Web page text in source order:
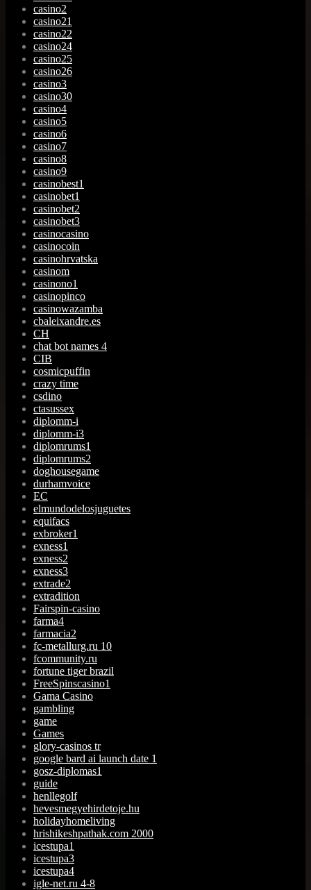
casino2
casino21
casino22
casino24
casino25
casino26
casino3
casino30
casino4
casino5
casino6
casino7
casino8
casino9
casinobest1
casinobet1
casinobet2
casinobet3
casinocasino
casinocoin
casinohrvatska
casinom
casinono1
casinopinco
casinowazamba
cbaleixandre.es
CH
chat bot names 4
CIB
cosmicpuffin
crazy time
csdino
ctasussex
diplomm-i
diplomm-i3
diplomrums1
diplomrums2
doghousegame
durhamvoice
EC
elmundodelosjuguetes
equifacs
exbroker1
exness1
exness2
exness3
extrade2
extradition
Fairspin-casino
farma4
farmacia2
fc-metallurg.ru 10
fcommunity.ru
fortune tiger brazil
FreeSpinscasino1
Gama Casino
gambling
game
Games
glory-casinos tr
google bard ai launch date 1
gosz-diplomas1
guide
henllegolf
hevesmegyehirdetoje.hu
holidayhomeliving
hrishikeshpathak.com 2000
icestupa1
icestupa3
icestupa4
igle-net.ru 4-8